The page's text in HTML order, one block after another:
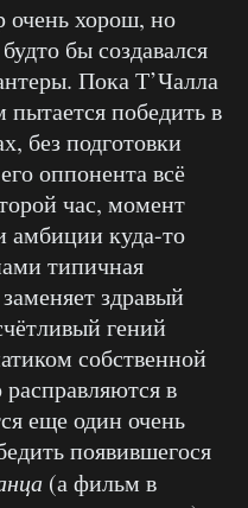
хорош, но
бы создавался
Пока Т’Чалла
пытается победить в
без подготовки
оппонента всё
час, момент
куда-то
типичная
здравый
гений
собственной
в
еще один очень
появившегося
(а фильм в